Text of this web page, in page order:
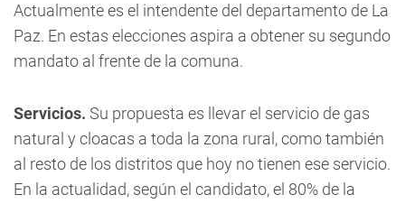
Actualmente es el intendente del departamento de La
Paz. En estas elecciones aspira a obtener su segundo
mandato al frente de la comuna.
Servicios. Su propuesta es llevar el servicio de gas
natural y cloacas a toda la zona rural, como también
al resto de los distritos que hoy no tienen ese servicio.
En la actualidad, según el candidato, el 80% de la